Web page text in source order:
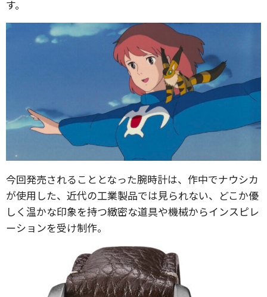
す。
今回発売されることとなった腕時計は、作中でナウシカ
が使用した、近代の工業製品では見られない、どこか優
しく温かな印象を持つ緻密な道具や機械からインスピレ
ーションを受け制作。